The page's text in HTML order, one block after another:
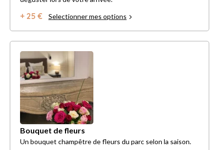
+ 25 € Selectionner mes options
Bouquet de fleurs
Un bouquet champêtre de fleurs du parc selon la saison.